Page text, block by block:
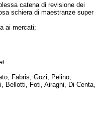
catena di revisione dei
schiera di maestranze super
ai mercati;
.
Fabris, Gozi, Pelino,
Bellotti, Foti, Airaghi, Di Centa,